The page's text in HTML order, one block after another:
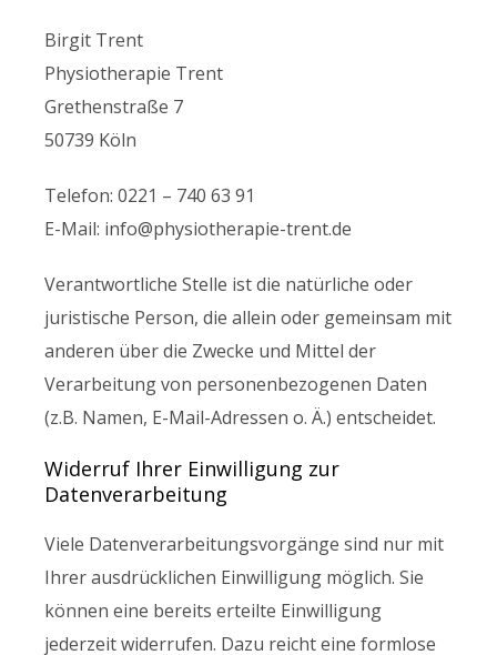
Birgit Trent
Physiotherapie Trent
Grethenstraße 7
50739 Köln
Telefon: 0221 – 740 63 91
E-Mail: info@physiotherapie-trent.de
Verantwortliche Stelle ist die natürliche oder
juristische Person, die allein oder gemeinsam mit
anderen über die Zwecke und Mittel der
Verarbeitung von personenbezogenen Daten
(z.B. Namen, E-Mail-Adressen o. Ä.) entscheidet.
Widerruf Ihrer Einwilligung zur
Datenverarbeitung
Viele Datenverarbeitungsvorgänge sind nur mit
Ihrer ausdrücklichen Einwilligung möglich. Sie
können eine bereits erteilte Einwilligung
jederzeit widerrufen. Dazu reicht eine formlose